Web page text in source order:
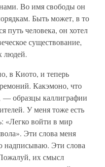
Во имя свободы он
Быть может, в то
путь человека, он хотел
существование,
людей.
в Киото, и теперь
Какэмоно, что
— образцы каллиграфии
У меня тоже есть
«Легко войти в мир
Эти слова меня
надписываю. Эти слова
их смысл